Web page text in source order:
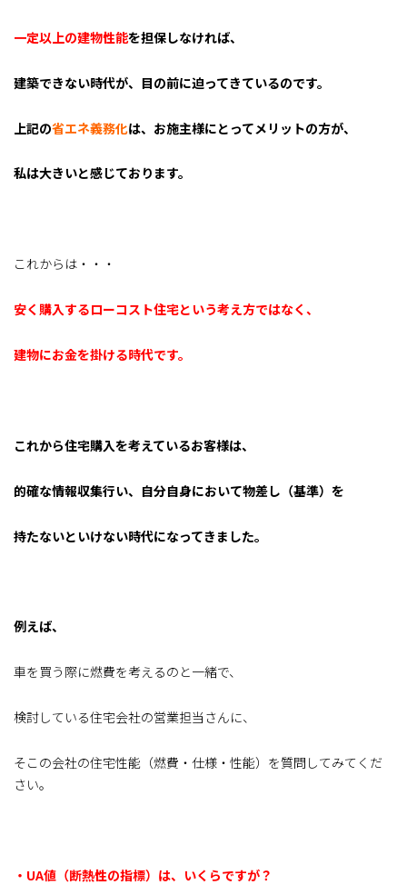
一定以上の建物性能を担保しなければ、
建築できない時代が、 目の前に迫ってきているのです。
上記の省エネ義務化は、お施主様にとってメリットの方が、
私は大きいと感じております。
これからは・・・
安く購入するローコスト住宅という考え方ではなく、
建物にお金を掛ける時代です。
これから住宅購入を考えているお客様は、
的確な情報収集行い、自分自身において物差し（基準）を
持たないといけない時代になってきました。
例えば、
車を買う際に燃費を考えるのと一緒で、
検討している住宅会社の営業担当さんに、
そこの会社の住宅性能（燃費・仕様・性能）を質問してみてくだ
さい。
・UA値（断熱性の指標）は、いくらですが？